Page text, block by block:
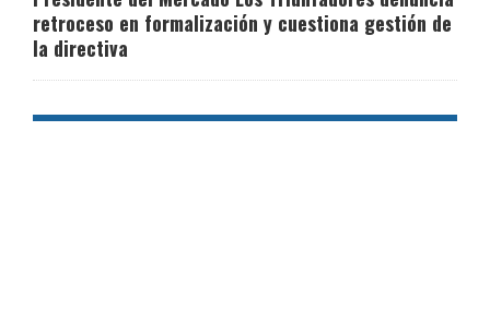
retroceso en formalización y cuestiona gestión de
la directiva